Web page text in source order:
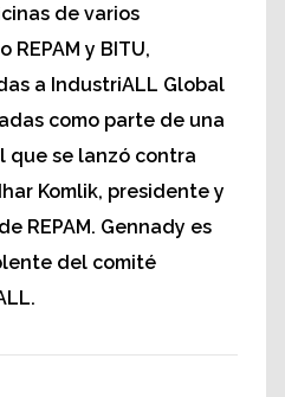
de varios
y BITU,
a IndustriALL Global
como parte de una
que se lanzó contra
Komlik, presidente y
REPAM. Gennady es
del comité